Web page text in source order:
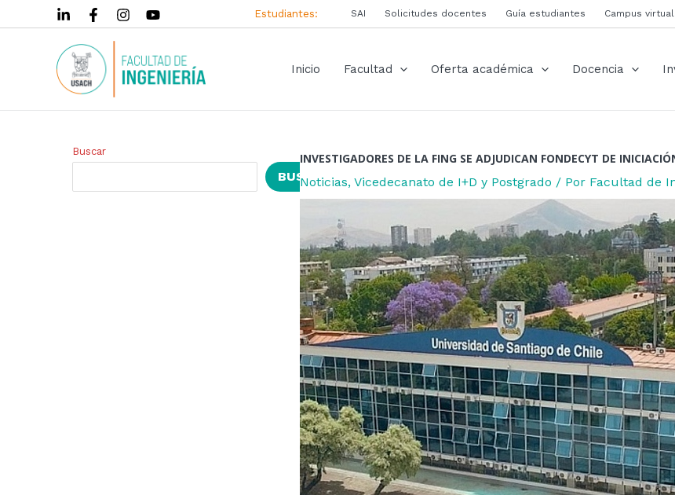
al
Estudiantes: SAI Solicitudes docentes Guía estudiantes Campus virtual
Inicio Facultad Oferta académica Docencia
Buscar
BUSCAR
INVESTIGADORES DE LA FING SE ADJUDICAN FONDECYT DE
Noticias, Vicedecanato de I+D y Postgrado / Por Facultad de
Navegación
de